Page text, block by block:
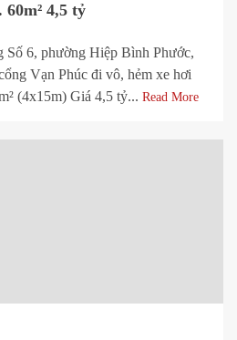
4,5 tỷ
Số 6, phường Hiệp Bình Phước,
Vạn Phúc đi vô, hẻm xe hơi
(4x15m) Giá 4,5 tỷ... Read More